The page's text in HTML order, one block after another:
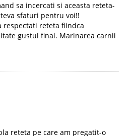
sa incercati si aceasta reteta-
sfaturi pentru voi!!
respectati reteta fiindca
gustul final. Marinarea carnii
reteta pe care am pregatit-o